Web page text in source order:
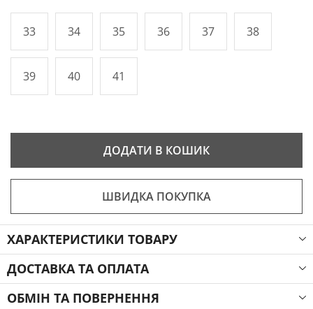
33 34 35 36 37 38
39 40 41
ДОДАТИ В КОШИК
ШВИДКА ПОКУПКА
ХАРАКТЕРИСТИКИ ТОВАРУ
ДОСТАВКА ТА ОПЛАТА
ОБМІН ТА ПОВЕРНЕННЯ